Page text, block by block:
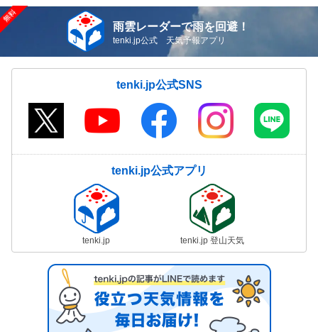
雨雲レーダーで雨を回避！
tenki.jp公式 天気予報アプリ
tenki.jp公式SNS
tenki.jp公式アプリ
tenki.jp tenki.jp 登山天気